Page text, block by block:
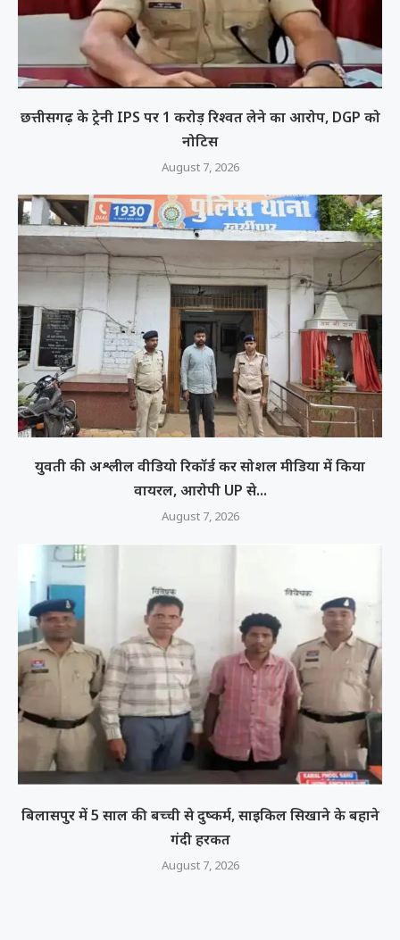
छत्तीसगढ़ के ट्रेनी IPS पर 1 करोड़ रिश्वत लेने का आरोप, DGP को
नोटिस
August 7, 2026
युवती की अश्लील वीडियो रिकॉर्ड कर सोशल मीडिया में किया
वायरल, आरोपी UP से...
August 7, 2026
बिलासपुर में 5 साल की बच्ची से दुष्कर्म, साइकिल सिखाने के बहाने
गंदी हरकत
August 7, 2026